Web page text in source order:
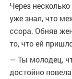
Через
уже знал, что
ссора. Обняв
то, что ей
— Ты молодец,
достойно